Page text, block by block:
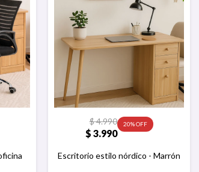
$ 3.990
$4.990 20
Escritorio estilo nórdico - Marrón